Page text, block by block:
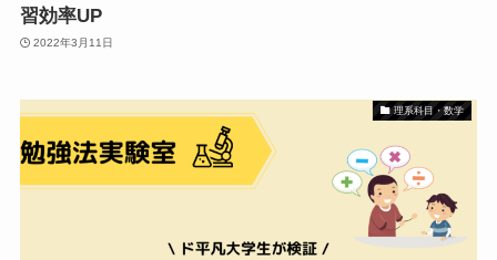
習効率UP
2022年3月11日
理系科目・数学